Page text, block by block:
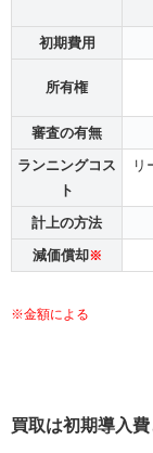
初期費用
所有権
審査の有無
ランニングコス
ト
リ
計上の方法
減価償却※
※金額による
買取は初期導入